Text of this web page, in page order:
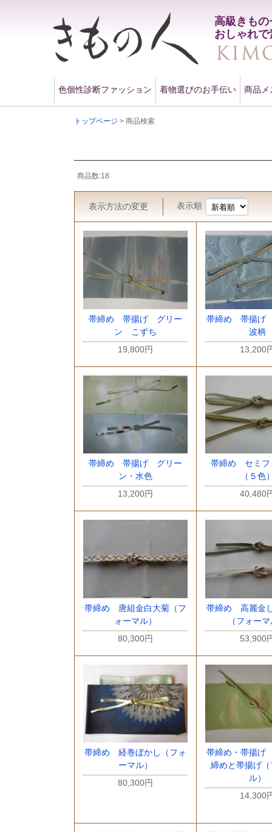
高級きも
おしゃれ
色個性診断ファッション 着物選びのお手伝い 商品メ
トップページ > 商品検索
商品数:18
表示方法の変更 表示順
帯締め 帯揚げ グリー
ン こずち
19,800円
帯締め 帯揚げ
波柄
13,200
帯締め 帯揚げ グリー
ン・水色
13,200円
帯締め セミフ
（５色
40,480
帯締め 唐組金白大菊（フ
ォーマル）
80,300円
帯締め 高麗金
（フォー
53,900
帯締め 経巻ぼかし（フォ
ーマル）
80,300円
帯締め・帯揚
締めと帯揚げ
ル）
14,300